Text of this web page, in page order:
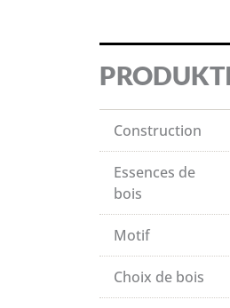
Construction
Essences de
bois
Motif
Choix de bois